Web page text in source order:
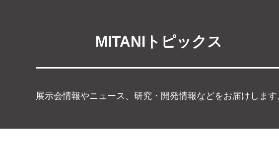
MITANIトピックス
展示会情報やニュース、研究・開発情報などをお届けします